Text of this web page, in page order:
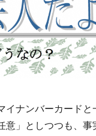
ナンバーカードと
」としつつも、事